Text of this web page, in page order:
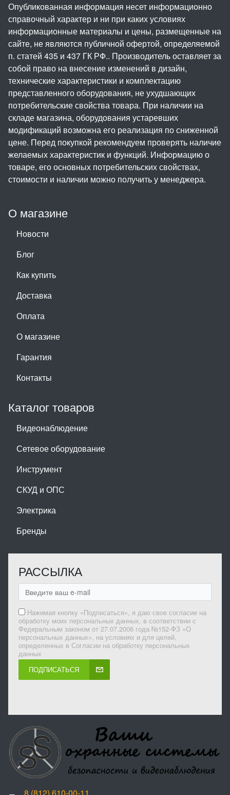
О магазине
Новости
Блог
Как купить
Доставка
Оплата
О магазине
Гарантия
Контакты
Каталог товаров
Видеонаблюдение
Сетевое оборудование
Инструмент
СКУД и ОПС
Электрика
Бренды
РАССЫЛКА
Нажимая кнопку «Подписаться», я даю свое согласие на
обработку моих персональных данных, в соответствии с
Федеральным законом от 27.07.2006 года №152-ФЗ «О
персональных данных», на условиях и для целей,
определенных в Согласии на обработку персональных
данных
ПОДПИСАТЬСЯ
Опубликованная информация несет информационно
справочный характер и ни при каких условиях
информационные материалы и цены, размещенные на
сайте, не являются публичной офертой, определяемой
п. статей 435 и 437 ГК РФ.. Производитель оставляет за
собой право на внесение изменений в дизайн,
технические характеристики и комплектацию
представленного оборудования, не ухудшающих
потребительские свойства товара. При наличии на
складе магазина, оборудования устаревших
модификаций возможна его реализация по сниженной
цене. Перед покупкой рекомендуем проверять наличие
желаемых характеристик и функций. Информацию о
товаре, его основных потребительских свойствах,
стоимости и наличии можно получить у менеджера.